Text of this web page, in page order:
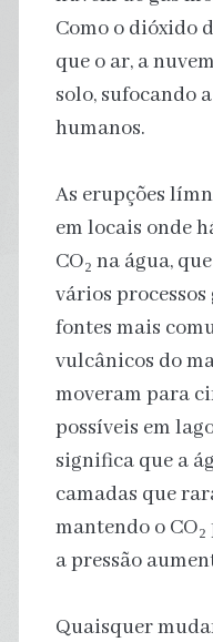
Como o dióxido
que o ar, a
solo, sufocando
humanos.
As erupções
em locais onde
CO₂ na água,
vários processos
fontes mais
vulcânicos do
moveram para
possíveis em
significa que a
camadas que
mantendo o
a pressão
Quaisquer